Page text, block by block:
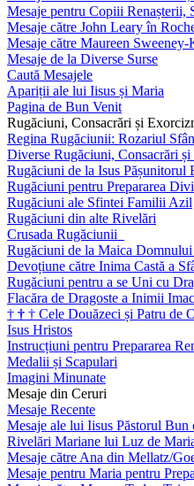
Mesaje pentru Copiii Renașterii,
Mesaje către John Leary în
Mesaje către Maureen
Mesaje de la Diverse Surse
Caută Mesajele
Apariții ale lui Iisus și Maria
Pagina de Bun Venit
Rugăciuni, Consacrări și
Regina Rugăciunii: Rozariul
Diverse Rugăciuni, Consacrări
Rugăciuni de la Isus Pășunitorul
Rugăciuni pentru Prepararea
Rugăciuni ale Sfintei Familii Azil
Rugăciuni din alte Rivelări
Crusada Rugăciunii
Rugăciuni de la Maica Domnului
Devoțiune către Inima Castă a
Rugăciuni pentru a se Uni cu
Flacăra de Dragoste a Inimii
† † † Cele Douăzeci și Patru de
Isus Hristos
Instrucțiuni pentru Prepararea
Medalii și Scapulari
Imagini Minunate
Mesaje din Ceruri
Mesaje Recente
Mesaje ale lui Iisus Păstorul
Rivelări Mariane lui Luz de
Mesaje către Ana din Mellatz/
Mesaje pentru Maria pentru